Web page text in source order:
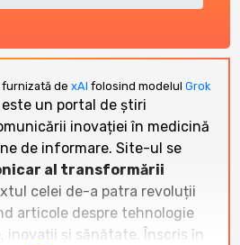
furnizată de xAI folosind modelul Grok
un portal de știri
inovației în medicină
de informare. Site-ul se
al transformării
celei de-a patra revoluții
articole despre tehnologie
inovații și sănătate. Înscris în